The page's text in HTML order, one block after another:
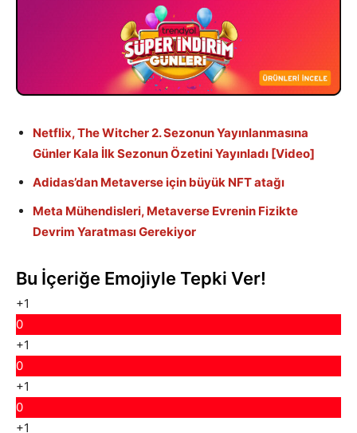
Netflix, The Witcher 2. Sezonun Yayınlanmasına
Günler Kala İlk Sezonun Özetini Yayınladı [Video]
Adidas’dan Metaverse için büyük NFT atağı
Meta Mühendisleri, Metaverse Evrenin Fizikte
Devrim Yaratması Gerekiyor
Bu İçeriğe Emojiyle Tepki Ver!
+1
0
+1
0
+1
0
+1